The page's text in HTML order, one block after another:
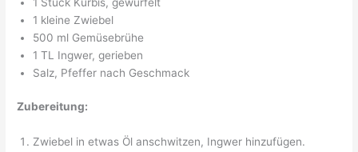
1 kleine Zwiebel
500 ml Gemüsebrühe
1 TL Ingwer, gerieben
Salz, Pfeffer nach Geschmack
Zubereitung:
Zwiebel in etwas Öl anschwitzen, Ingwer hinzufügen.